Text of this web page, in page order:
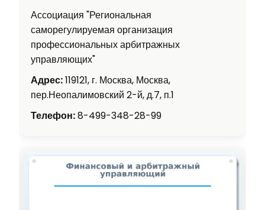
Ассоциация "Региональная
саморегулируемая организация
профессиональных арбитражных
управляющих"
Адрес:119121, г. Москва, Москва,
пер.Неопалимовский 2-й, д.7, п.1
Телефон:8-499-348-28-99